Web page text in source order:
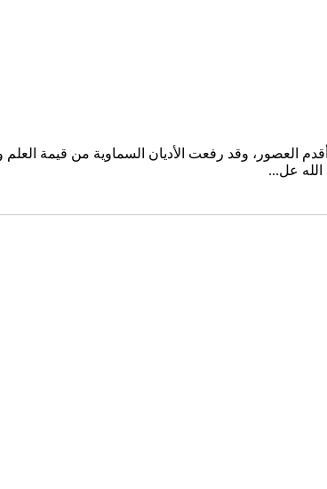
العصور، وقد رفعت الأديان السماوية من قيمة
عل...